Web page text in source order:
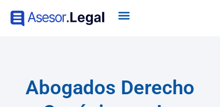
Abogados Derecho